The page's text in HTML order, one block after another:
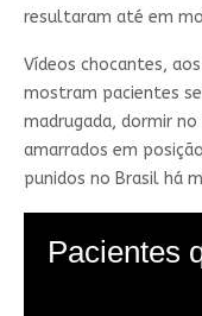
resultaram até em
Vídeos chocantes,
mostram pacientes
madrugada, dormir
amarrados em
punidos no Brasil há